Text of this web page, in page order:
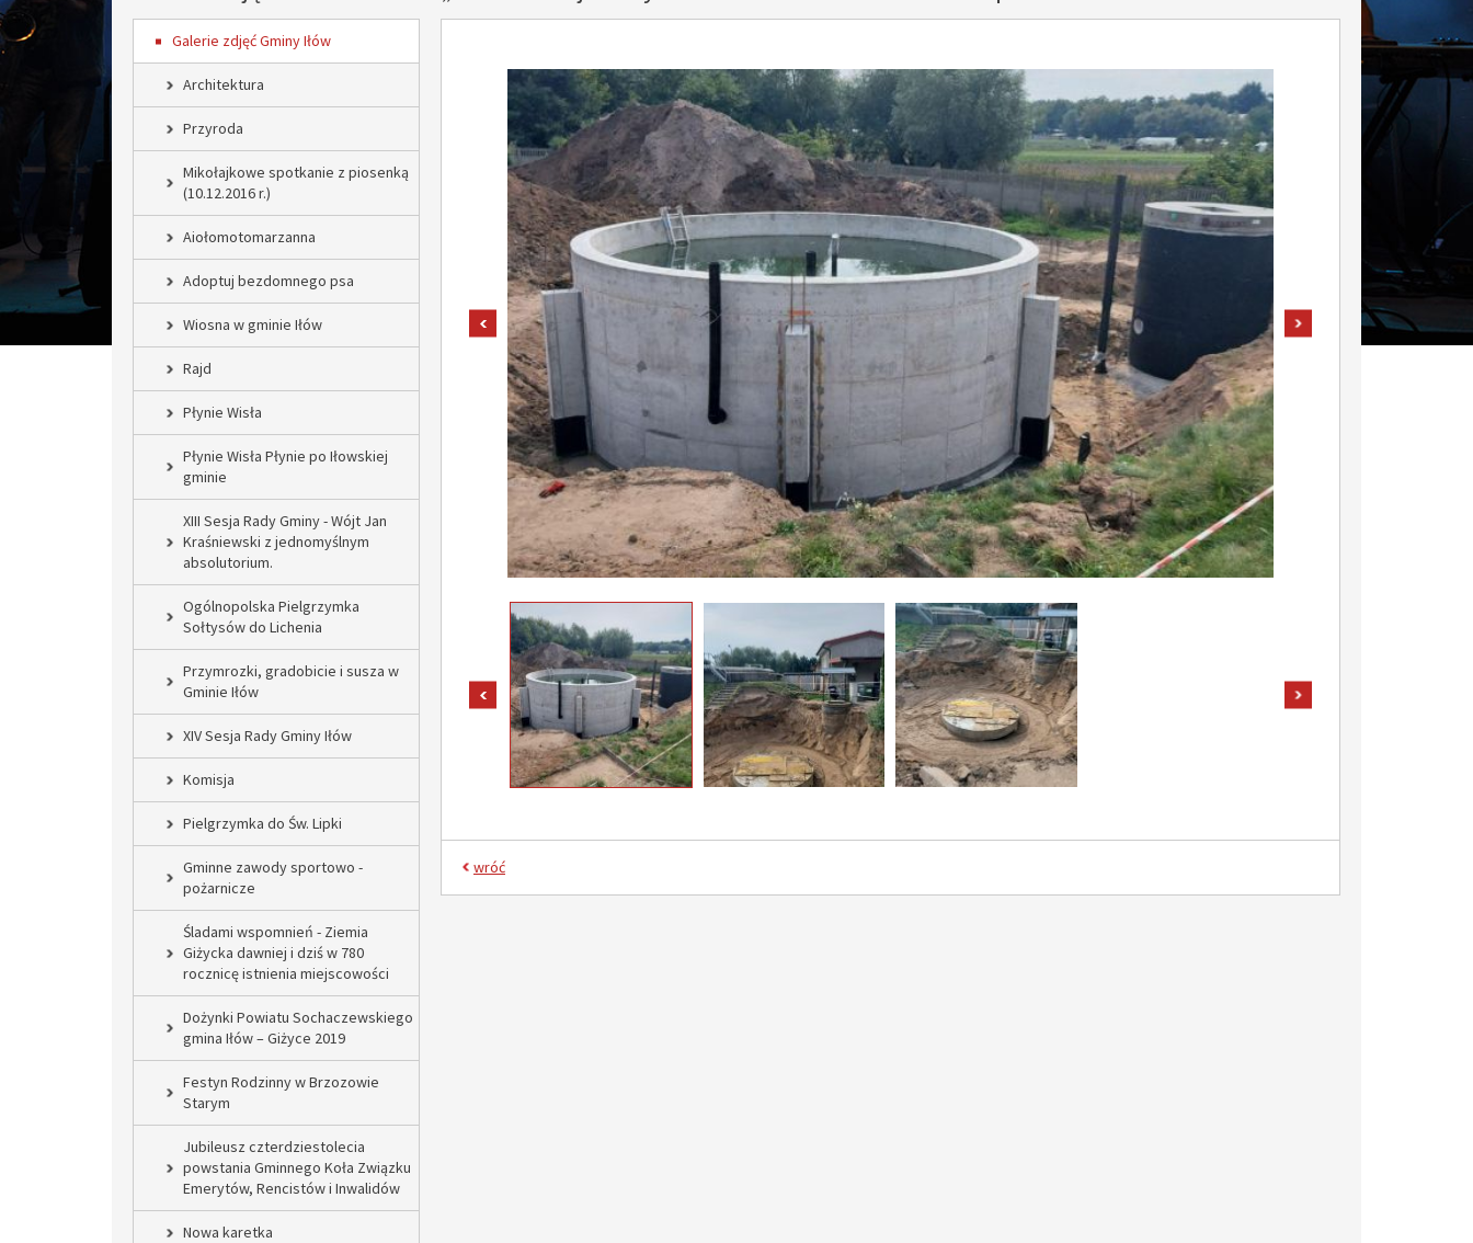
Galerie zdjęć Gminy Iłów
Architektura
Przyroda
Mikołajkowe spotkanie z piosenką
(10.12.2016 r.)
Aiołomotomarzanna
Adoptuj bezdomnego psa
Wiosna w gminie Iłów
Rajd
Płynie Wisła
Płynie Wisła Płynie po Iłowskiej
gminie
XIII Sesja Rady Gminy - Wójt Jan
Kraśniewski z jednomyślnym
absolutorium.
Ogólnopolska Pielgrzymka
Sołtysów do Lichenia
Przymrozki, gradobicie i susza w
Gminie Iłów
XIV Sesja Rady Gminy Iłów
Komisja
Pielgrzymka do Św. Lipki
Gminne zawody sportowo -
pożarnicze
Śladami wspomnień - Ziemia
Giżycka dawniej i dziś w 780
rocznicę istnienia miejscowości
Dożynki Powiatu Sochaczewskiego
gmina Iłów – Giżyce 2019
Festyn Rodzinny w Brzozowie
Starym
Jubileusz czterdziestolecia
powstania Gminnego Koła Związku
Emerytów, Rencistów i Inwalidów
Nowa karetka
pokaż poprzednie zdjęcie pokaż następne zdjęcie
pokaż poprzednie zdjęcia
wróć